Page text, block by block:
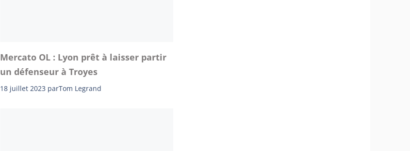
Mercato OL : Lyon prêt à laisser partir
un défenseur à Troyes
18 juillet 2023 parTom Legrand